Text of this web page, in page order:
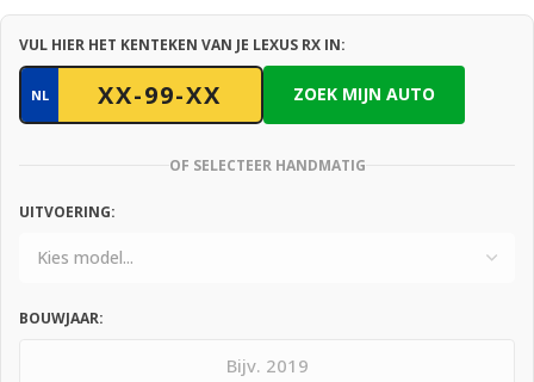
VUL HIER HET KENTEKEN VAN JE LEXUS RX IN:
NL ZOEK MIJN AUTO
OF SELECTEER HANDMATIG
UITVOERING:
BOUWJAAR: